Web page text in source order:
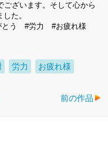
ございます。そして心から
た。
う #労力 #お疲れ様
労力 お疲れ様
前の作品